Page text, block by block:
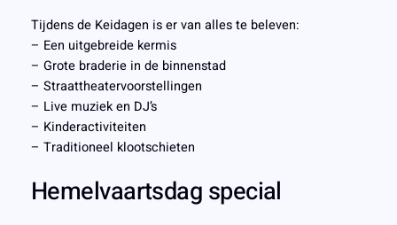
Tijdens de Keidagen is er van alles te beleven:
– Een uitgebreide kermis
– Grote braderie in de binnenstad
– Straattheatervoorstellingen
– Live muziek en DJ’s
– Kinderactiviteiten
– Traditioneel klootschieten
Hemelvaartsdag special